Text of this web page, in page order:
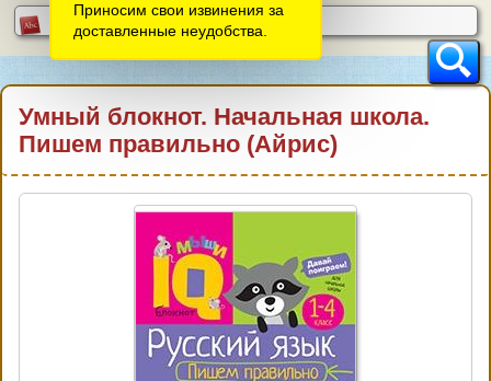
Умный блокнот. Начальная школа.
Пишем правильно (Айрис)
Приносим свои извинения за
доставленные неудобства.